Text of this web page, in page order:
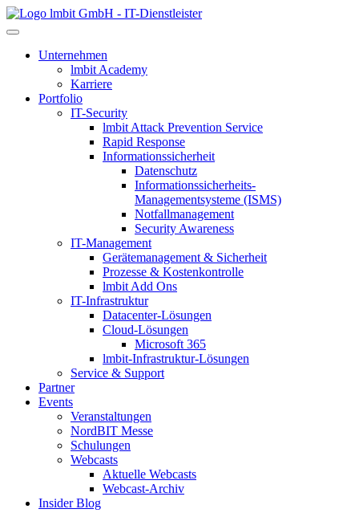
lmbit GmbH - IT-Dienstleister
Unternehmen
lmbit Academy
Karriere
Portfolio
IT-Security
lmbit Attack Prevention Service
Rapid Response
Informationssicherheit
Datenschutz
Informationssicherheits-
Managementsysteme (ISMS)
Notfallmanagement
Security Awareness
IT-Management
Gerätemanagement & Sicherheit
Prozesse & Kostenkontrolle
lmbit Add Ons
IT-Infrastruktur
Datacenter-Lösungen
Cloud-Lösungen
Microsoft 365
lmbit-Infrastruktur-Lösungen
Service & Support
Partner
Events
Veranstaltungen
NordBIT Messe
Schulungen
Webcasts
Aktuelle Webcasts
Webcast-Archiv
Insider Blog